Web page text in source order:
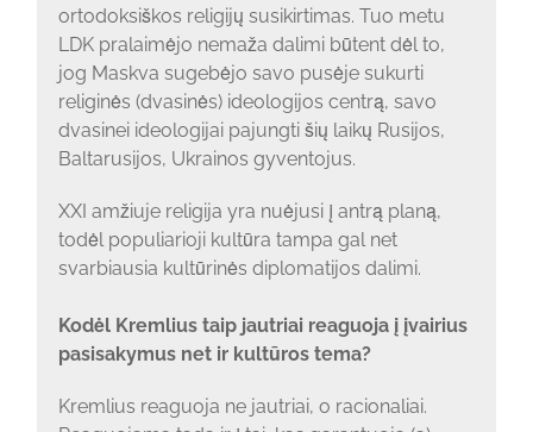
ortodoksiškos religijų susikirtimas. Tuo metu
LDK pralaimėjo nemaža dalimi būtent dėl to,
jog Maskva sugebėjo savo pusėje sukurti
religinės (dvasinės) ideologijos centrą, savo
dvasinei ideologijai pajungti šių laikų Rusijos,
Baltarusijos, Ukrainos gyventojus.
XXI amžiuje religija yra nuėjusi į antrą planą,
todėl populiarioji kultūra tampa gal net
svarbiausia kultūrinės diplomatijos dalimi.
Kodėl Kremlius taip jautriai reaguoja į įvairius
pasisakymus net ir kultūros tema?
Kremlius reaguoja ne jautriai, o racionaliai.